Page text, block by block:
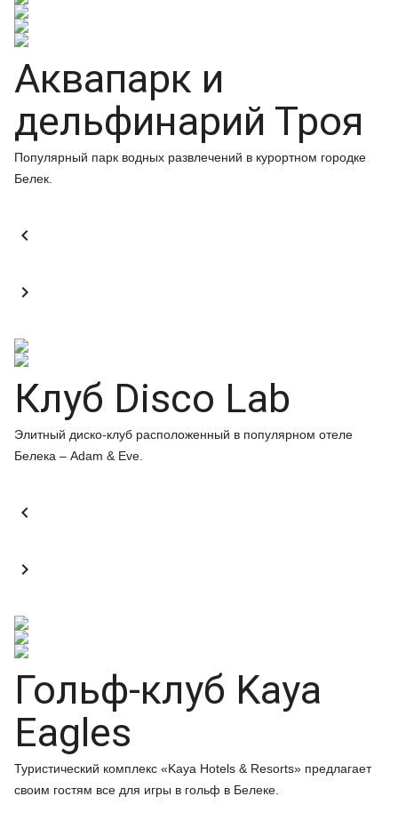
Аквапарк и
дельфинарий Троя
Популярный парк водных развлечений в курортном городке
Белек.


Клуб Disco Lab
Элитный диско-клуб расположенный в популярном отеле
Белека – Adam & Eve.


Гольф-клуб Kaya
Eagles
Туристический комплекс «Kaya Hotels & Resorts» предлагает
своим гостям все для игры в гольф в Белеке.